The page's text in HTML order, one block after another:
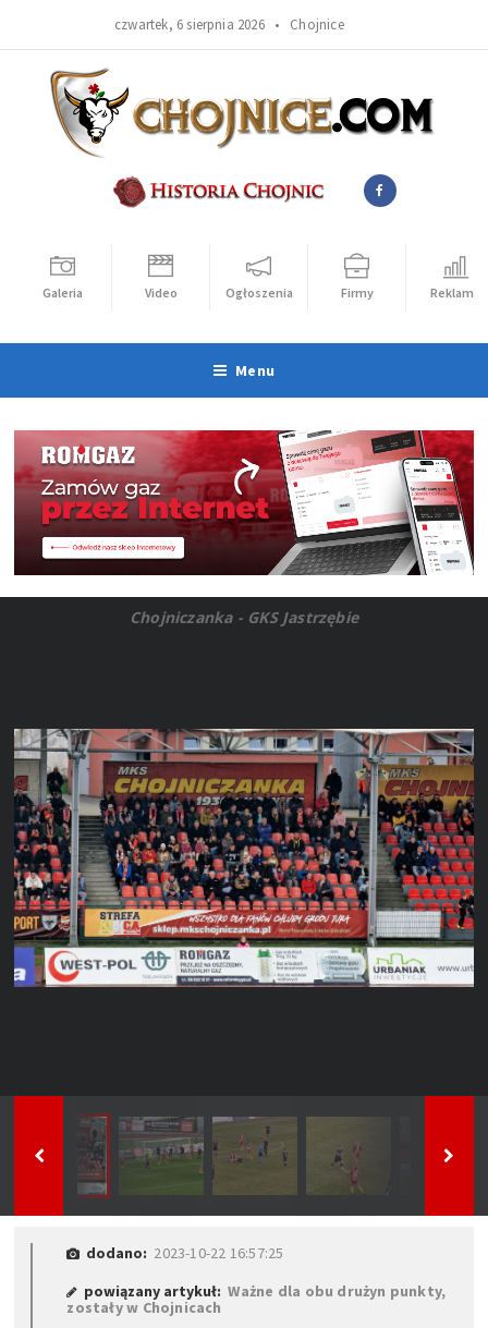
czwartek, 6 sierpnia 2026 • Chojnice
Galeria Video Ogłoszenia Firmy Reklama
Menu
Chojniczanka - GKS Jastrzębie
dodano: 2023-10-22 16:57:25
powiązany artykuł:Ważne dla obu drużyn punkty,
zostały w Chojnicach